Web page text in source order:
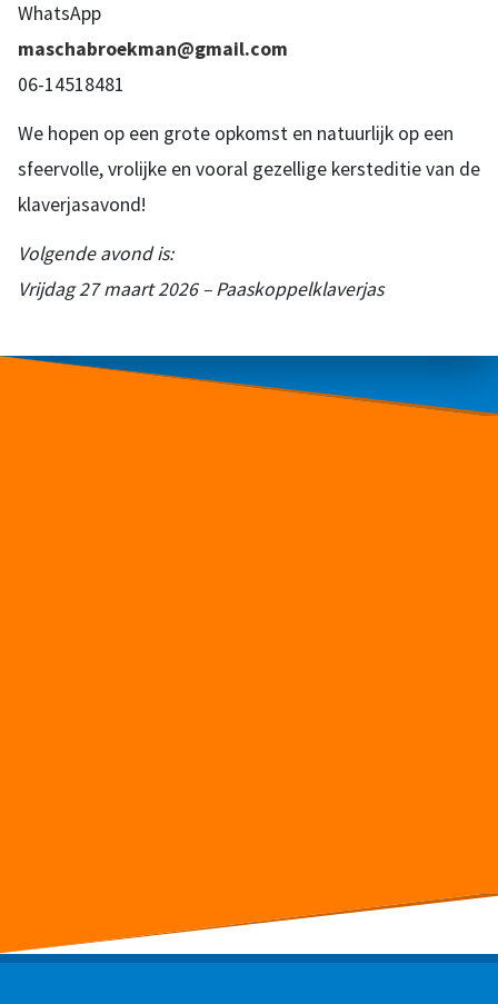
WhatsApp
maschabroekman@gmail.com
06-14518481
We hopen op een grote opkomst en natuurlijk op een
sfeervolle, vrolijke en vooral gezellige kersteditie van de
klaverjasavond!
Volgende avond is:
Vrijdag 27 maart 2026 – Paaskoppelklaverjas